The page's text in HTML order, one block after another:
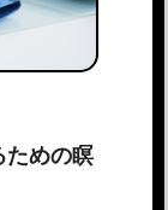
ための瞑